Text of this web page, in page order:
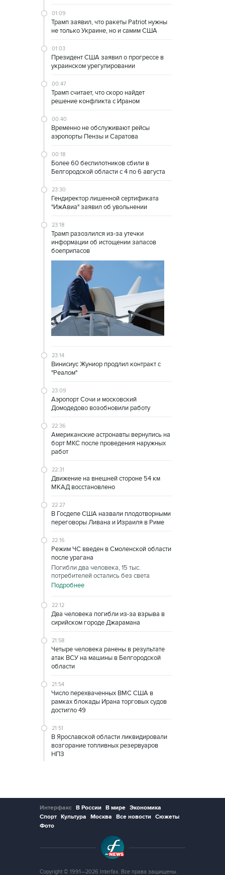
01:09
Трамп заявил, что ракеты Patriot нужны
не только Украине, но и самим США
01:03
Президент США заявил о прогрессе в
украинском урегулировании
00:47
Трамп считает, что скоро найдет
решение конфликта с Ираном
00:40
Временно не обслуживают рейсы
аэропорты Пензы и Саратова
00:18
Более 60 беспилотников сбили в
Белгородской области с 4 по 6 августа
23:30
Гендиректор лишенной сертификата
"ИжАвиа" заявил об увольнении
23:18
Трамп разозлился из-за утечки
информации об истощении запасов
боеприпасов
23:14
Винисиус Жуниор продлил контракт с
"Реалом"
23:09
Аэропорт Сочи и московский
Домодедово возобновили работу
22:36
Американские астронавты вернулись на
борт МКС после проведения наружных
работ
22:31
Движение на внешней стороне 54 км
МКАД восстановлено
22:27
В Госдепе США назвали плодотворными
переговоры Ливана и Израиля в Риме
22:16
Режим ЧС введен в Смоленской области
после урагана
Погибли два человека, 15 тыс.
потребителей остались без света
Подробнее
22:12
Два человека погибли из-за взрыва в
сирийском городе Джарамана
21:58
Четыре человека ранены в результате
атак ВСУ на машины в Белгородской
области
21:54
Число перехваченных ВМС США в
рамках блокады Ирана торговых судов
достигло 49
21:51
В Ярославской области ликвидировали
возгорание топливных резервуаров
НПЗ
Интерфакс В России В мире Экономика
Спорт Культура Москва Все новости Сюжеты
Фото
Copyright © 1991—2026 Interfax. Все права защищены.